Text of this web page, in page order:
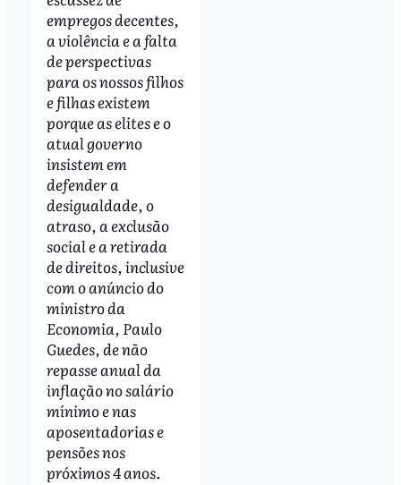
empregos decentes,
a violência e a falta
de perspectivas
para os nossos filhos
e filhas existem
porque as elites e o
atual governo
insistem em
defender a
desigualdade, o
atraso, a exclusão
social e a retirada
de direitos, inclusive
com o anúncio do
ministro da
Economia, Paulo
Guedes, de não
repasse anual da
inflação no salário
mínimo e nas
aposentadorias e
pensões nos
próximos 4 anos.